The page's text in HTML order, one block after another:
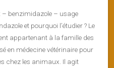
– benzimidazole – usage
et pourquoi l’étudier ? Le
appartenant à la famille des
en médecine vétérinaire pour
chez les animaux. Il agit